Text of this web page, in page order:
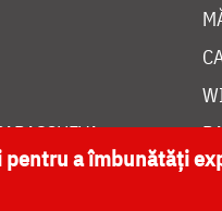
pentru a îmbunătăți